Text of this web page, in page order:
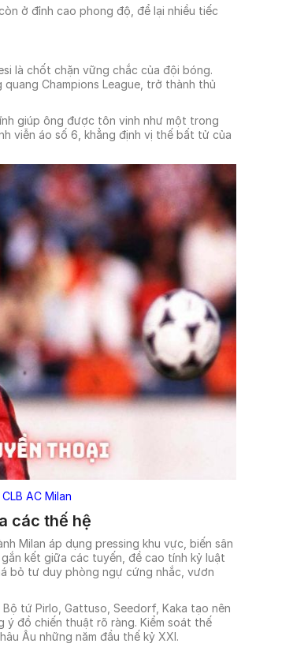
ở đỉnh cao phong độ, để lại nhiều tiếc
là chốt chặn vững chắc của đội bóng.
Champions League, trở thành thủ
giúp ông được tôn vinh như một trong
viễn áo số 6, khẳng định vị thế bất tử của
AC Milan
các thế hệ
Milan áp dụng pressing khu vực, biến sân
kết giữa các tuyến, đề cao tính kỷ luật
bỏ tư duy phòng ngự cứng nhắc, vươn
tứ Pirlo, Gattuso, Seedorf, Kaka tạo nên
ý đồ chiến thuật rõ ràng. Kiểm soát thế
Âu những năm đầu thế kỷ XXI.